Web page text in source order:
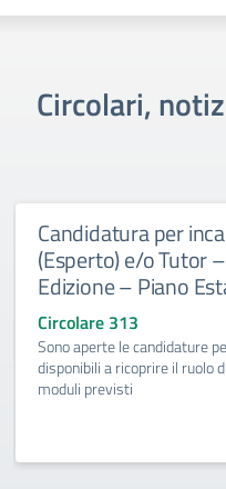
Circolari,
Candidatura per
(Esperto) e/o Tutor
Edizione – Piano
Circolare 313
Sono aperte le candidature
disponibili a ricoprire il ruolo
moduli previsti